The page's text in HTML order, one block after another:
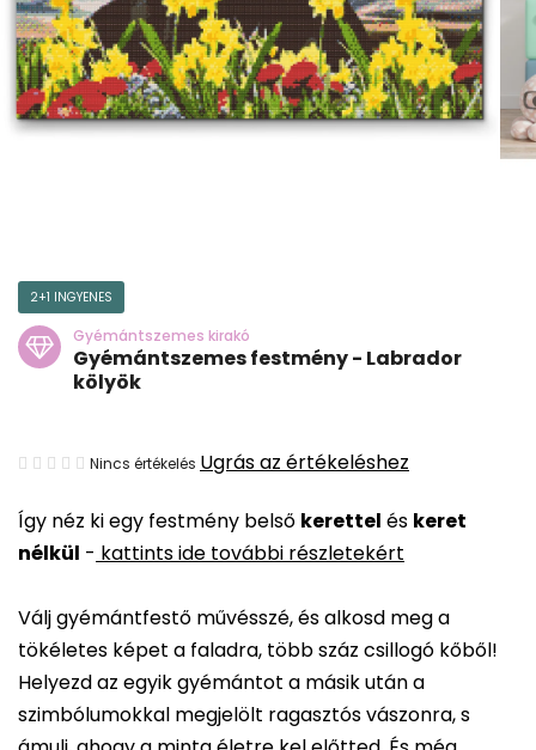
Így néz ki egy festmény belső kerettel és keret
nélkül - kattints ide további részletekért
Válj gyémántfestő művésszé, és alkosd meg a
tökéletes képet a faladra, több száz csillogó kőből!
Helyezd az egyik gyémántot a másik után a
szimbólumokkal megjelölt ragasztós vászonra, s
2+1 INGYENES
Gyémántszemes kirakó
Gyémántszemes festmény - Labrador
kölyök
A
átlagos
értékelése
ből
0,0
csillag.
Nincs értékelés Ugrás az értékeléshez